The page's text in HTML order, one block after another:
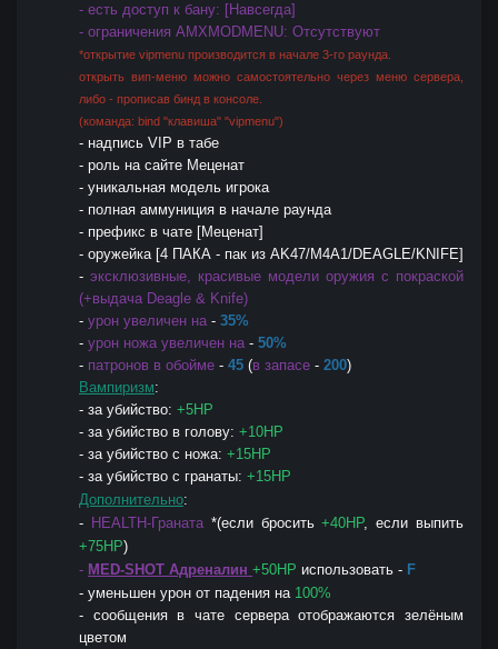
- есть доступ к бану: [Навсегда]
- ограничения AMXMODMENU: Отсутствуют
*открытие vipmenu производится в начале 3-го раунда.
открыть вип-меню можно самостоятельно через меню сервера,
либо - прописав бинд в консоле.
(команда: bind "клавиша" "vipmenu")
- надпись VIP в табе
- роль на сайте Меценат
- уникальная модель игрока
- полная аммуниция в начале раунда
- префикс в чате [Меценат]
- оружейка [4 ПАКА - пак из AK47/M4A1/DEAGLE/KNIFE]
- эксклюзивные, красивые модели оружия с покраской
(+выдача Deagle & Knife)
- урон увеличен на - 35%
- урон ножа увеличен на - 50%
- патронов в обойме - 45 (в запасе - 200)
Вампиризм:
- за убийство: +5HP
- за убийство в голову: +10HP
- за убийство с ножа: +15HP
- за убийство с гранаты: +15HP
Дополнительно:
- HEALTH-Граната*(если бросить+40HP, если выпить
+75HP)
- MED-SHOT Адреналин +50HP использовать - F
- уменьшен урон от падения на 100%
- сообщения в чате сервера отображаются зелёным
цветом